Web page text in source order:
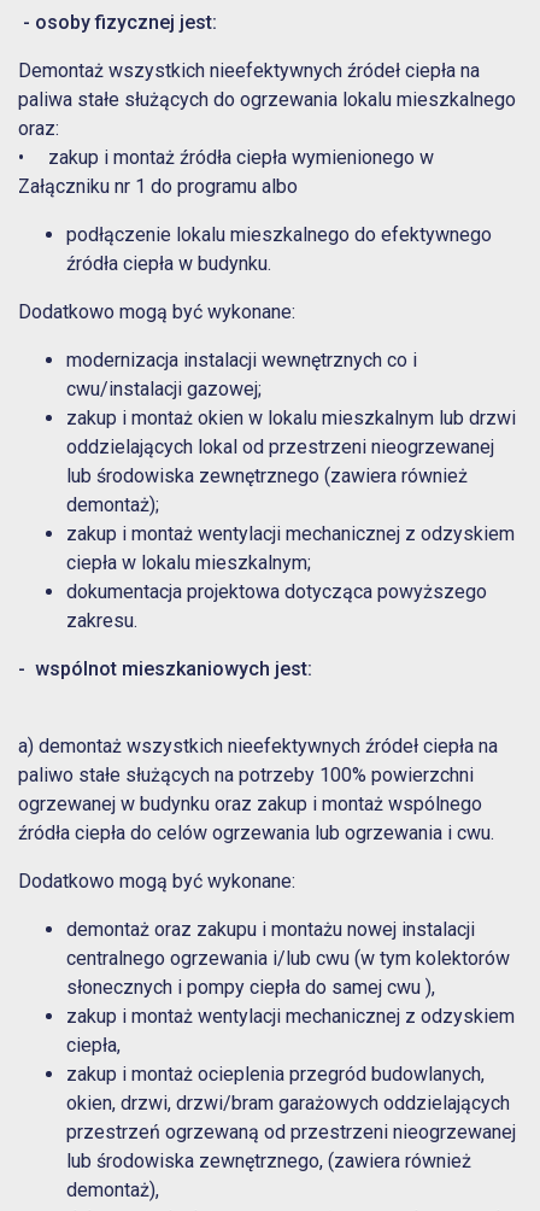
- osoby fizycznej jest:
Demontaż wszystkich nieefektywnych źródeł ciepła na
paliwa stałe służących do ogrzewania lokalu mieszkalnego
oraz:
• zakup i montaż źródła ciepła wymienionego w
Załączniku nr 1 do programu albo
podłączenie lokalu mieszkalnego do efektywnego
źródła ciepła w budynku.
Dodatkowo mogą być wykonane:
modernizacja instalacji wewnętrznych co i
cwu/instalacji gazowej;
zakup i montaż okien w lokalu mieszkalnym lub drzwi
oddzielających lokal od przestrzeni nieogrzewanej
lub środowiska zewnętrznego (zawiera również
demontaż);
zakup i montaż wentylacji mechanicznej z odzyskiem
ciepła w lokalu mieszkalnym;
dokumentacja projektowa dotycząca powyższego
zakresu.
- wspólnot mieszkaniowych jest:
a) demontaż wszystkich nieefektywnych źródeł ciepła na
paliwo stałe służących na potrzeby 100% powierzchni
ogrzewanej w budynku oraz zakup i montaż wspólnego
źródła ciepła do celów ogrzewania lub ogrzewania i cwu.
Dodatkowo mogą być wykonane:
demontaż oraz zakupu i montażu nowej instalacji
centralnego ogrzewania i/lub cwu (w tym kolektorów
słonecznych i pompy ciepła do samej cwu ),
zakup i montaż wentylacji mechanicznej z odzyskiem
ciepła,
zakup i montaż ocieplenia przegród budowlanych,
okien, drzwi, drzwi/bram garażowych oddzielających
przestrzeń ogrzewaną od przestrzeni nieogrzewanej
lub środowiska zewnętrznego, (zawiera również
demontaż),